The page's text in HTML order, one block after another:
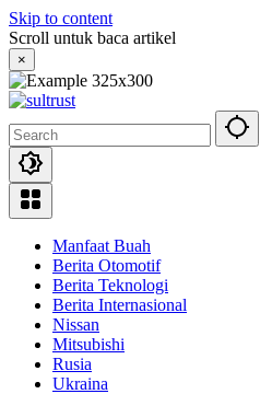
Skip to content
Scroll untuk baca artikel
×
Manfaat Buah
Berita Otomotif
Berita Teknologi
Berita Internasional
Nissan
Mitsubishi
Rusia
Ukraina